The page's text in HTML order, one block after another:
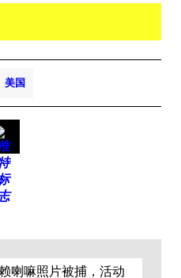
美国
喇嘛照片被捕，活动